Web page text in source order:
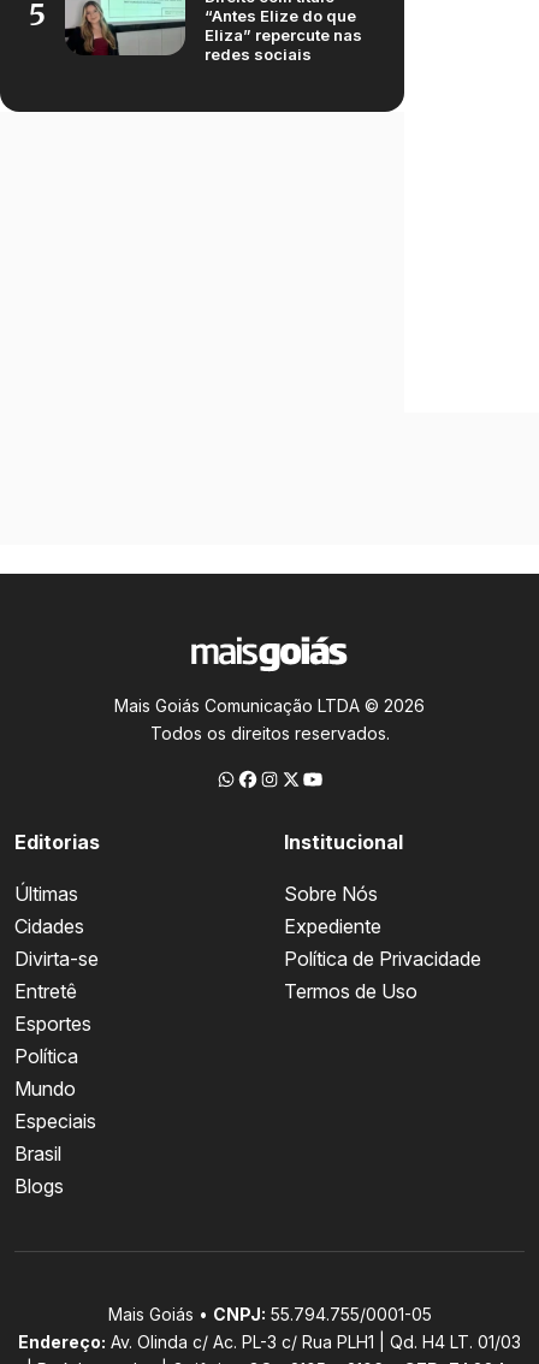
5
“Antes Elize do que
Eliza” repercute nas
redes sociais
Mais Goiás Comunicação LTDA © 2026
Todos os direitos reservados.
Editorias
Últimas
Cidades
Divirta-se
Entretê
Esportes
Política
Mundo
Especiais
Brasil
Blogs
Institucional
Sobre Nós
Expediente
Política de Privacidade
Termos de Uso
Mais Goiás • CNPJ: 55.794.755/0001-05
Endereço: Av. Olinda c/ Ac. PL-3 c/ Rua PLH1 | Qd. H4 LT. 01/03